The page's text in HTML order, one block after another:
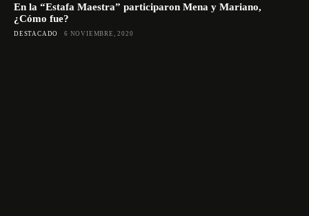
En la “Estafa Maestra” participaron Mena y Mariano,
¿Cómo fue?
DESTACADO 6 NOVIEMBRE, 2020